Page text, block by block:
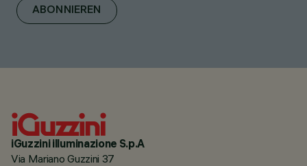
ABONNIEREN
iGuzzini illuminazione S.p.A
Via Mariano Guzzini 37